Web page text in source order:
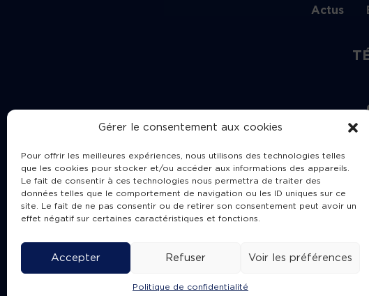
Gérer le consentement aux cookies
Pour offrir les meilleures expériences, nous utilisons des technologies telles
que les cookies pour stocker et/ou accéder aux informations des appareils.
Le fait de consentir à ces technologies nous permettra de traiter des
données telles que le comportement de navigation ou les ID uniques sur ce
site. Le fait de ne pas consentir ou de retirer son consentement peut avoir un
effet négatif sur certaines caractéristiques et fonctions.
Accepter Refuser Voir les préférences
Politique de confidentialité
Actus
Charte de publication